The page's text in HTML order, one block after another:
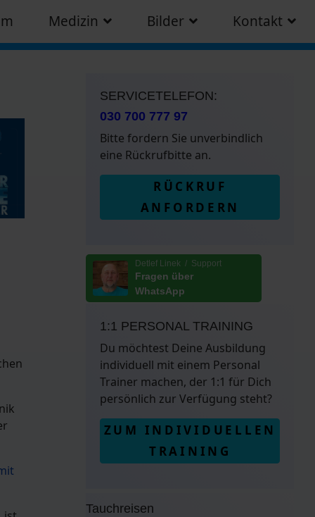
Medizin Bilder Kontakt
SERVICETELEFON:
030 700 777 97
Bitte fordern Sie unverbindlich
eine Rückrufbitte an.
RÜCKRUF
ANFORDERN
Detlef Linek / Support
Fragen über
WhatsApp
1:1 PERSONAL TRAINING
Du möchtest Deine Ausbildung
individuell mit einem Personal
Trainer machen, der 1:1 für Dich
persönlich zur Verfügung steht?
ZUM INDIVIDUELLEN
TRAINING
Tauchreisen